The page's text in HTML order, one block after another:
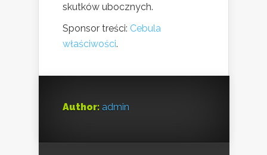
skutków ubocznych.
Sponsor treści: Cebula
właściwości.
Author: admin